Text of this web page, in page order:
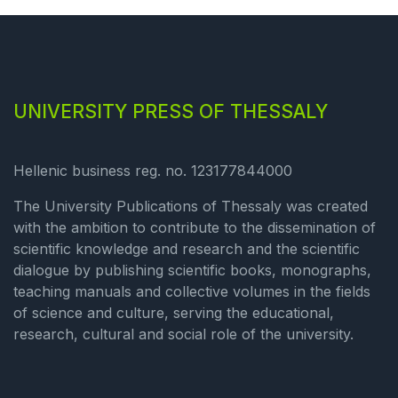
UNIVERSITY PRESS OF THESSALY
Hellenic business reg. no. 123177844000
The University Publications of Thessaly was created
with the ambition to contribute to the dissemination of
scientific knowledge and research and the scientific
dialogue by publishing scientific books, monographs,
teaching manuals and collective volumes in the fields
of science and culture, serving the educational,
research, cultural and social role of the university.